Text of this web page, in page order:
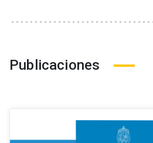
Publicaciones